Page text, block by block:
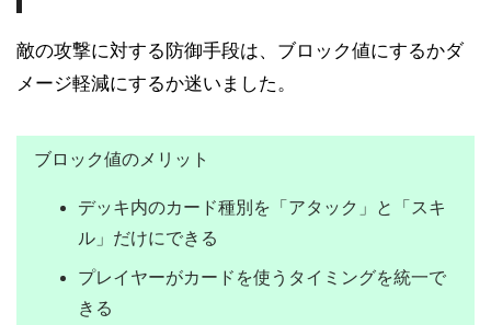
敵の攻撃に対する防御手段は、ブロック値にするかダ
メージ軽減にするか迷いました。
ブロック値のメリット
デッキ内のカード種別を「アタック」と「スキ
ル」だけにできる
プレイヤーがカードを使うタイミングを統一で
きる